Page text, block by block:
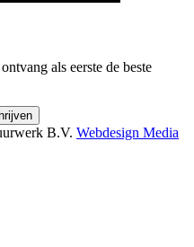
als eerste de beste
B.V. Webdesign Media